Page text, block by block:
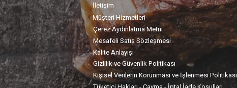
İletişim
Müşteri Hizmetleri
Çerez Aydınlatma Metni
Mesafeli Satış Sözleşmesi
Kalite Anlayışı
Gizlilik ve Güvenlik Politikası
Kişisel Verilerin Korunması ve İşlenmesi Politikası